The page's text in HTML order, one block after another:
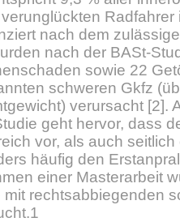
Radfahrer
nach dem
nach der BASt-
sowie 22
schweren Gkfz
verursacht [2].
geht hervor, dass
vor, als auch
häufig den
einer Masterarbeit
mit rechtsabbiegenden